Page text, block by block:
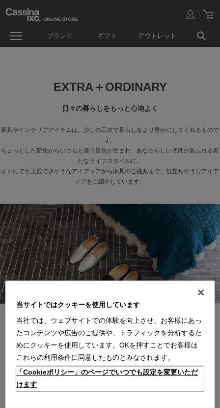
ブランド ギフト アウトレット
EXTRA＋ORDINARY
日々の暮らしをもっと心地よく
家具やインテリアアイテムは、少しの工夫で暮らしをより豊かにしてくれるもので
す。
ちょっとした変化からいつもと違う景色が生まれ、あなたらしい個性があふれる新
たなライフスタイルに。
すぐにでも実践できそうなアイディアから家具のご提案まで、役立ちそうなアイデ
ィアをご紹介しています。
一年中快適に
冬はもちろん、夏は冷房で、春や秋でも日の当たらない場所に長くいたりする
と足元から冷えてくることがあります。ルームシューズやブランケットは、欲
しいと思った時に手に取れる場所にあると便利です。また、ウールのような天
然素材のラグは湿度調節機能もあるため、冬だけではなく一年を通して快適に
使用できます。
当サイトではクッキーを使用しています
当社では、ウェブサイトでの体験を向上させ、お客様にあっ
たコンテンツや広告のご提供や、トラフィックを分析するた
めにクッキーを使用しています。OKを押すことでお客様は
これらの利用条件に同意したものとみなされます。
「Cookieポリシー」のページでいつでも設定を変更いただ
けます